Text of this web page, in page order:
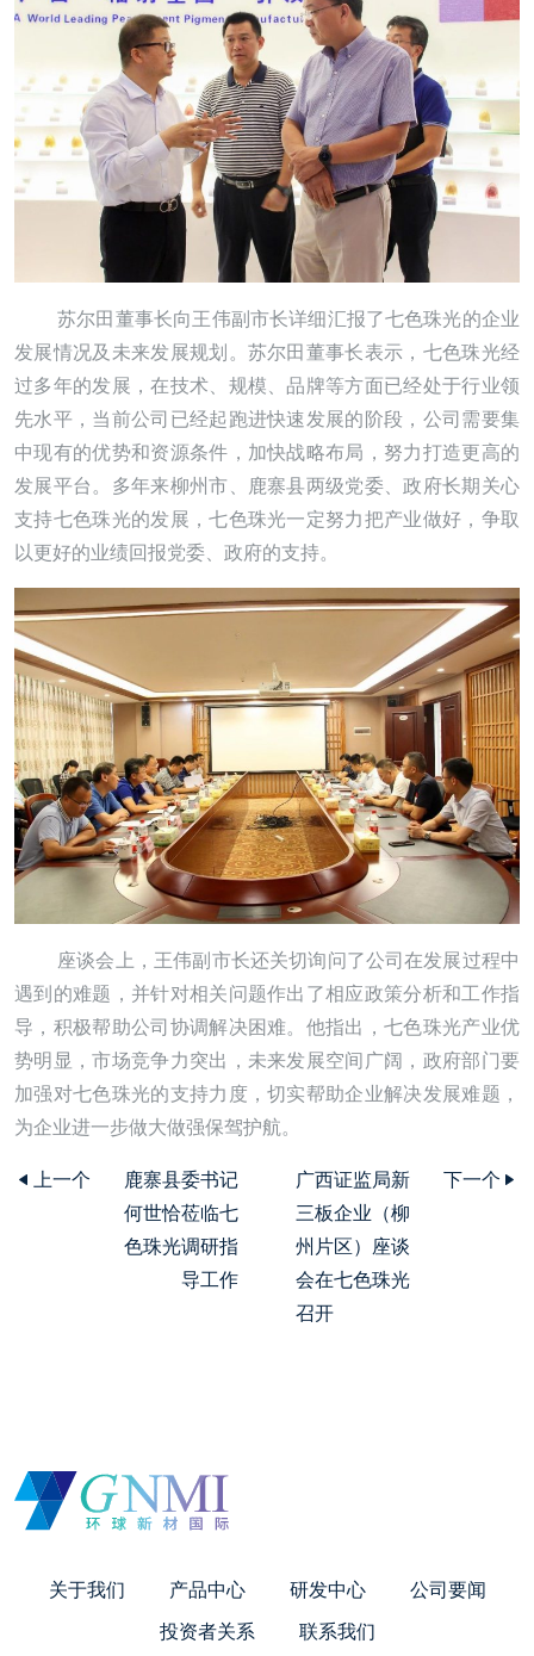
苏尔田董事长向王伟副市长详细汇报了七色珠光的企业
发展情况及未来发展规划。苏尔田董事长表示，七色珠光经
过多年的发展，在技术、规模、品牌等方面已经处于行业领
先水平，当前公司已经起跑进快速发展的阶段，公司需要集
中现有的优势和资源条件，加快战略布局，努力打造更高的
发展平台。多年来柳州市、鹿寨县两级党委、政府长期关心
支持七色珠光的发展，七色珠光一定努力把产业做好，争取
以更好的业绩回报党委、政府的支持。
座谈会上，王伟副市长还关切询问了公司在发展过程中
遇到的难题，并针对相关问题作出了相应政策分析和工作指
导，积极帮助公司协调解决困难。他指出，七色珠光产业优
势明显，市场竞争力突出，未来发展空间广阔，政府部门要
加强对七色珠光的支持力度，切实帮助企业解决发展难题，
为企业进一步做大做强保驾护航。
上一个
鹿寨县委书记
何世恰莅临七
色珠光调研指
导工作
广西证监局新
三板企业（柳
州片区）座谈
会在七色珠光
召开
下一个
关于我们 产品中心 研发中心
公司要闻
投资者关系
联系我们